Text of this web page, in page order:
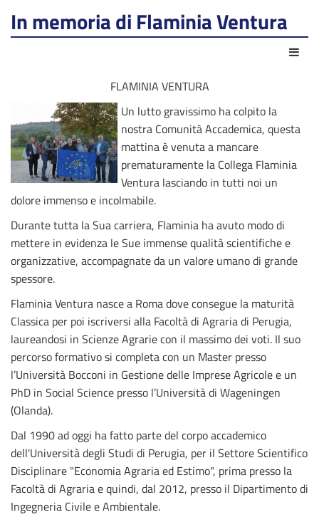
In memoria di Flaminia Ventura
FLAMINIA VENTURA
Un lutto gravissimo ha colpito la
nostra Comunità Accademica, questa
mattina è venuta a mancare
prematuramente la Collega Flaminia
Ventura lasciando in tutti noi un
dolore immenso e incolmabile.
Durante tutta la Sua carriera, Flaminia ha avuto modo di
mettere in evidenza le Sue immense qualità scientifiche e
organizzative, accompagnate da un valore umano di grande
spessore.
Flaminia Ventura nasce a Roma dove consegue la maturità
Classica per poi iscriversi alla Facoltà di Agraria di Perugia,
laureandosi in Scienze Agrarie con il massimo dei voti. Il suo
percorso formativo si completa con un Master presso
l’Università Bocconi in Gestione delle Imprese Agricole e un
PhD in Social Science presso l’Università di Wageningen
(Olanda).
Dal 1990 ad oggi ha fatto parte del corpo accademico
dell'Università degli Studi di Perugia, per il Settore Scientifico
Disciplinare "Economia Agraria ed Estimo", prima presso la
Facoltà di Agraria e quindi, dal 2012, presso il Dipartimento di
Ingegneria Civile e Ambientale.